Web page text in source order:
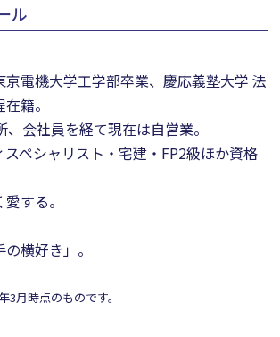
ル
電機大学工学部卒業、慶応義塾大学 法
籍。
会社員を経て現在は自営業。
ペシャリスト・宅建・FP2級ほか資格
する。
横好き」。
月時点のものです。